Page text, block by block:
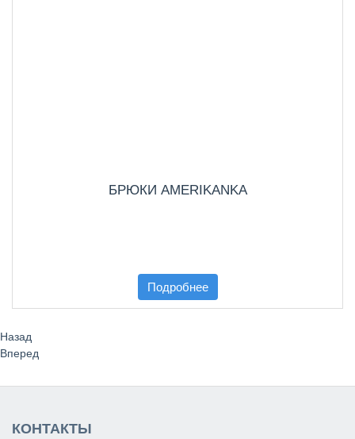
БРЮКИ AMERIKANKA
Подробнее
Назад
Вперед
КОНТАКТЫ